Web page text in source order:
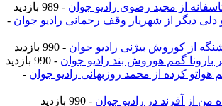
از مجید رضوی رادیو جوان - 989 بازدید
دلی دیگر از شهریار وقف رحمانی رادیو جوان -
از کوروش بیژنی رادیو جوان - 990 بازدید
بارونا گمم هوروش بند رادیو جوان - 990 بازدید
هواتو کرده از محمد روزبهانی رادیو جوان -
من از آفرند در رادیو جوان - 990 بازدید